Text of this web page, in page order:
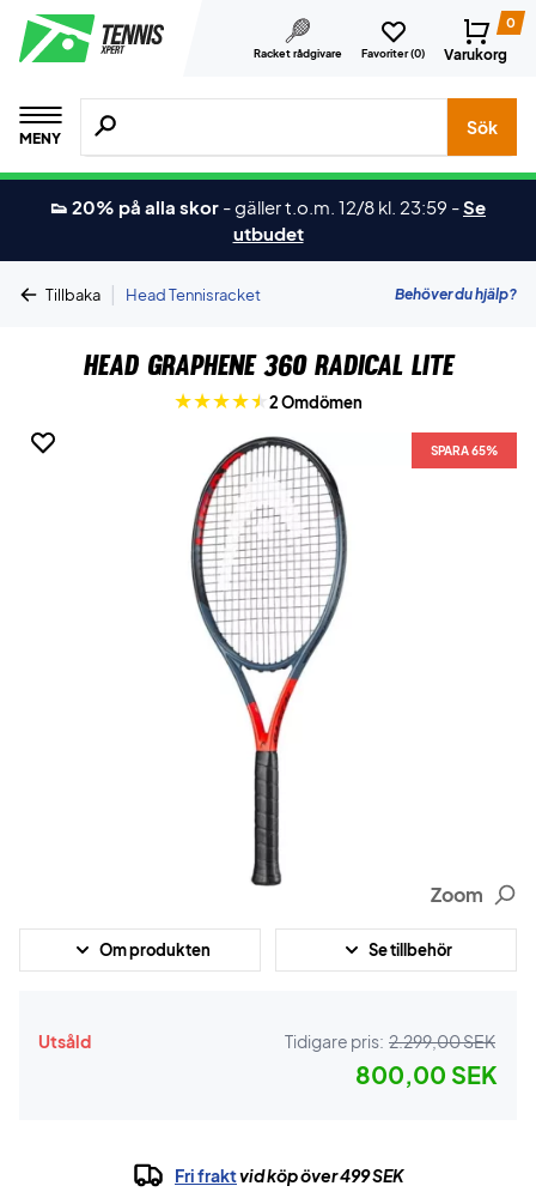
Racket rådgivare Favoriter (0)
0
Varukorg
MENY
Sök efter produkter, märken osv.
Sök
👟 20% på alla skor -gäller t.o.m. 12/8 kl. 23:59 -Se
utbudet
Tillbaka | Head Tennisracket Behöver du hjälp?
Head Graphene 360 Radical Lite
2 Omdömen
SPARA 65%
Zoom
Om produkten Se tillbehör
Utsåld Tidigare pris: 2.299,00 SEK
800,00 SEK
Fri fraktvid köp över 499 SEK